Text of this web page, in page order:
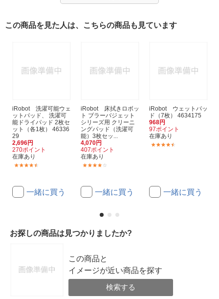
この商品を見た人は、こちらの商品も見ています
iRobot 洗濯可能ウェ
ットパッド、 洗濯可
能ドライパッド 2枚セ
ット（各1枚） 46336
29
2,696円
270ポイント
在庫あり
一緒に買う
iRobot 床拭きロボッ
ト ブラーバジェット
シリーズ用 クリーニ
ングパッド（洗濯可
能）3枚セッ...
4,070円
407ポイント
在庫あり
一緒に買う
iRobot ウェットパッ
ド（7枚） 4634175
968円
97ポイント
在庫あり
一緒に買う
お探しの商品は見つかりましたか?
この商品と
イメージが近い商品を探す
検索する